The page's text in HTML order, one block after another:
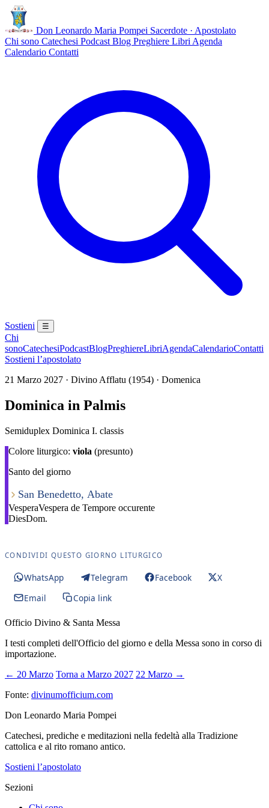
Don Leonardo Maria Pompei Sacerdote · Apostolato
Chi sono Catechesi Podcast Blog Preghiere Libri Agenda
Calendario Contatti
Sostieni ☰
Chi
sonoCatechesiPodcastBlogPreghiereLibriAgendaCalendarioContatti
Sostieni l’apostolato
21 Marzo 2027 · Divino Afflatu (1954) · Domenica
Dominica in Palmis
Semiduplex Dominica I. classis
Colore liturgico: viola (presunto)
Santo del giorno
San Benedetto, Abate
VesperaVespera de Tempore occurente
DiesDom.
CONDIVIDI QUESTO GIORNO LITURGICO
WhatsApp Telegram Facebook
X
Email
Copia link
Officio Divino & Santa Messa
I testi completi dell'Officio del giorno e della Messa sono in corso di
importazione.
← 20 Marzo Torna a Marzo 2027 22 Marzo →
Fonte: divinumofficium.com
Don Leonardo Maria Pompei
Catechesi, prediche e meditazioni nella fedeltà alla Tradizione
cattolica e al rito romano antico.
Sostieni l’apostolato
Sezioni